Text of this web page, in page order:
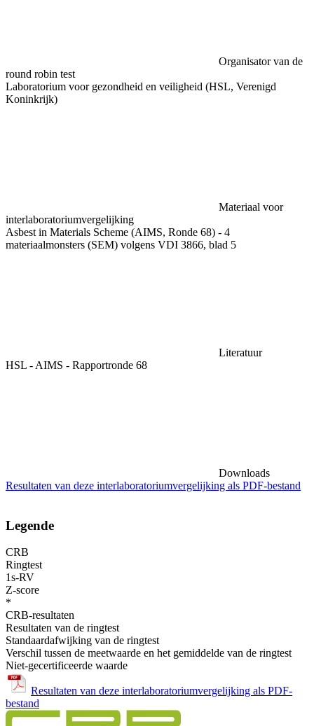
Organisator van de
round robin test
Laboratorium voor gezondheid en veiligheid (HSL, Verenigd
Koninkrijk)
Materiaal voor
interlaboratoriumvergelijking
Asbest in Materials Scheme (AIMS, Ronde 68) - 4
materiaalmonsters (SEM) volgens VDI 3866, blad 5
Literatuur
HSL - AIMS - Rapportronde 68
Downloads
Resultaten van deze interlaboratoriumvergelijking als PDF-bestand
Legende
CRB
Ringtest
1s-RV
Z-score
*
CRB-resultaten
Resultaten van de ringtest
Standaardafwijking van de ringtest
Verschil tussen de meetwaarde en het gemiddelde van de ringtest
Niet-gecertificeerde waarde
Resultaten van deze interlaboratoriumvergelijking als PDF-
bestand